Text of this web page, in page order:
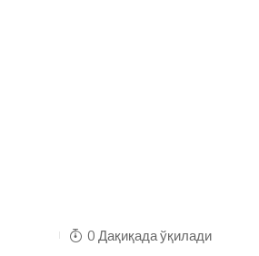
0 Дақиқада ўқилади